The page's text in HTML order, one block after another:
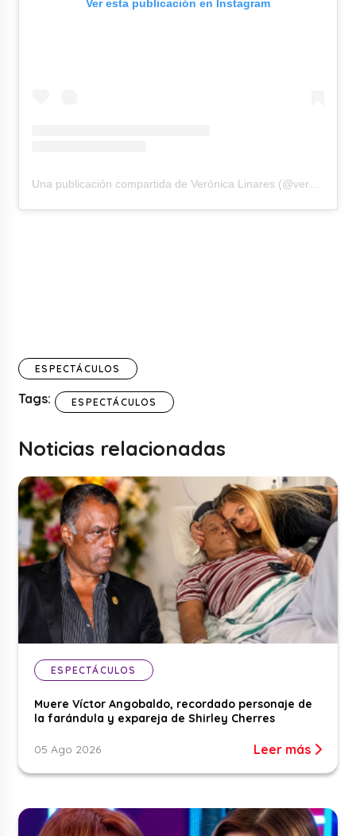
Ver esta publicación en Instagram
ESPECTÁCULOS
Tags: ESPECTÁCULOS
Noticias relacionadas
ESPECTÁCULOS
Muere Víctor Angobaldo, recordado personaje de
la farándula y expareja de Shirley Cherres
05 Ago 2026 Leer más